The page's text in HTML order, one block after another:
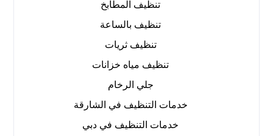
تنظيف المطابخ
تنظيف بالساعة
تنظيف ثريات
تنظيف مياه خزانات
جلي الرخام
خدمات التنظيف في الشارقة
خدمات التنظيف في دبي